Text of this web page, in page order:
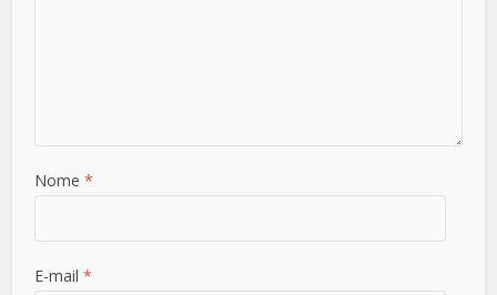
Nome*
E-mail*